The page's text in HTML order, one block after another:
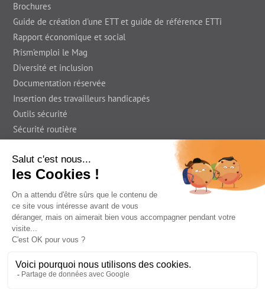
Brochures
Guide de création d'une ETT et guide de référence ETTi
Rapport économique et social
Prism’emploi le Mag
Diversité et inclusion
Documentation réservée
Insertion des travailleurs handicapés
Outils sécurité
Sécurité routière
En région
Foire Aux Questions
Prism'emploi le Blog
Informations légales
Déclaration d’accessibilité
Contact